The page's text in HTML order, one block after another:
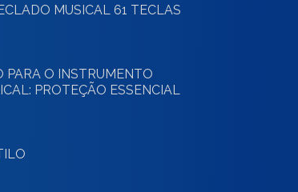
MUSICAL 61 TECLAS
PARA O INSTRUMENTO
PROTEÇÃO ESSENCIAL